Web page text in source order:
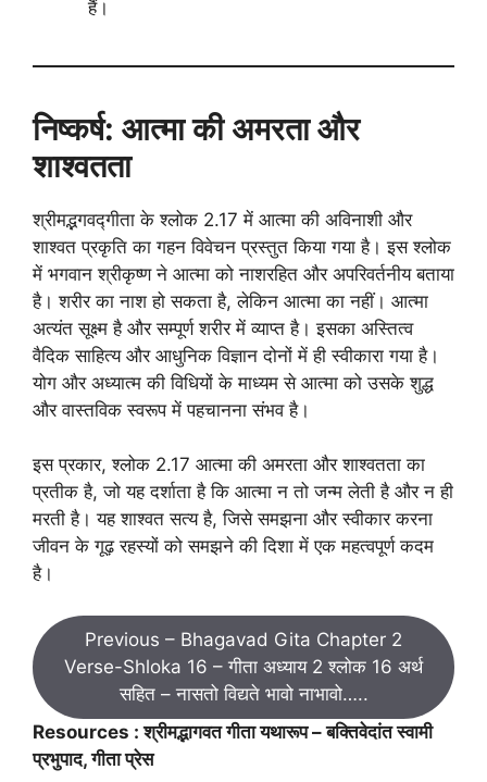
हैं।
निष्कर्ष: आत्मा की अमरता और
शाश्वतता
श्रीमद्भगवद्गीता के श्लोक 2.17 में आत्मा की अविनाशी और
शाश्वत प्रकृति का गहन विवेचन प्रस्तुत किया गया है। इस श्लोक
में भगवान श्रीकृष्ण ने आत्मा को नाशरहित और अपरिवर्तनीय बताया
है। शरीर का नाश हो सकता है, लेकिन आत्मा का नहीं। आत्मा
अत्यंत सूक्ष्म है और सम्पूर्ण शरीर में व्याप्त है। इसका अस्तित्व
वैदिक साहित्य और आधुनिक विज्ञान दोनों में ही स्वीकारा गया है।
योग और अध्यात्म की विधियों के माध्यम से आत्मा को उसके शुद्ध
और वास्तविक स्वरूप में पहचानना संभव है।
इस प्रकार, श्लोक 2.17 आत्मा की अमरता और शाश्वतता का
प्रतीक है, जो यह दर्शाता है कि आत्मा न तो जन्म लेती है और न ही
मरती है। यह शाश्वत सत्य है, जिसे समझना और स्वीकार करना
जीवन के गूढ़ रहस्यों को समझने की दिशा में एक महत्वपूर्ण कदम
है।
Previous – Bhagavad Gita Chapter 2
Verse-Shloka 16 – गीता अध्याय 2 श्लोक 16 अर्थ
सहित – नासतो विद्यते भावो नाभावो…..
Resources : श्रीमद्भागवत गीता यथारूप – बक्तिवेदांत स्वामी
प्रभुपाद, गीता प्रेस